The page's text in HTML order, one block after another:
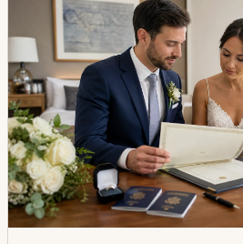
plus utiles ne révèlent souvent leur